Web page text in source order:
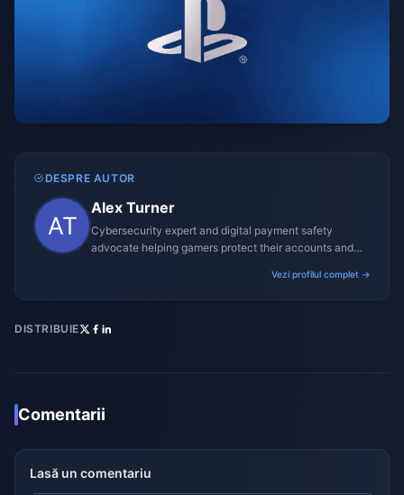
DESPRE AUTOR
Alex Turner
Cybersecurity expert and digital payment safety
advocate helping gamers protect their accounts and
Vezi profilul complet →
DISTRIBUIE
Comentarii
Lasă un comentariu